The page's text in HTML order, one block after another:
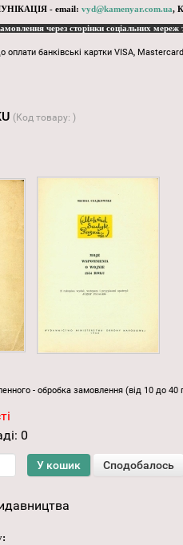
- email: vyd@kamenyar.com.ua,
через сторінки соціальних
оплати банківські картки VISA, Mastercard
(Код товару: )
- обробка замовлення (від 10 до 40
0